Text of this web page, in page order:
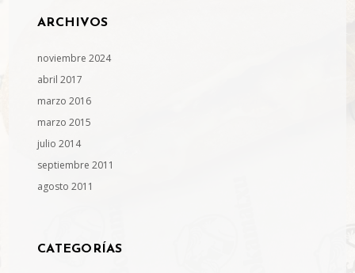
ARCHIVOS
noviembre 2024
abril 2017
marzo 2016
marzo 2015
julio 2014
septiembre 2011
agosto 2011
CATEGORÍAS